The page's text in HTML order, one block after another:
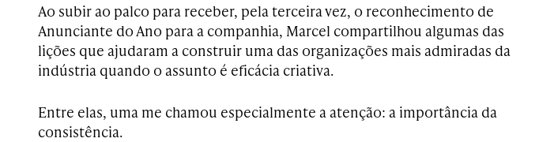
Ao subir ao palco para receber, pela terceira vez, o reconhecimento de
Anunciante do Ano para a companhia, Marcel compartilhou algumas das
lições que ajudaram a construir uma das organizações mais admiradas da
indústria quando o assunto é eficácia criativa.
Entre elas, uma me chamou especialmente a atenção: a importância da
consistência.